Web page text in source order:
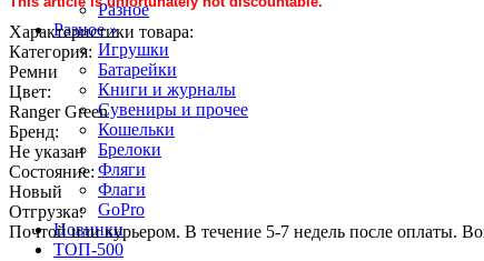
Разное
Разное »
Игрушки
Батарейки
Книги и журналы
Сувениры и прочее
Кошельки
Брелоки
Фляги
Флаги
GoPro
Новинки
ТОП-500
Характеристики товара:
Категория:
Ремни
Цвет:
Ranger Green
Бренд:
Не указан
Состояние:
Новый
Отгрузка:
Почтой или курьером. В течение 5-7 недель после оплаты.